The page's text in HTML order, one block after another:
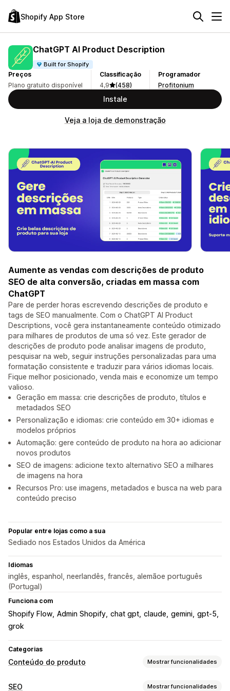
Shopify App Store
ChatGPT AI Product Description
Built for Shopify
Preços
Plano gratuito disponível
Classificação
4,9
(458)
Programador
Profitonium
Instale
Veja a loja de demonstração
Aumente as vendas com descrições de produto
SEO de alta conversão, criadas em massa com
ChatGPT
Pare de perder horas escrevendo descrições de produto e
tags de SEO manualmente. Com o ChatGPT AI Product
Descriptions, você gera instantaneamente conteúdo otimizado
para milhares de produtos de uma só vez. Este gerador de
descrições de produto pode analisar imagens de produto,
pesquisar na web, seguir instruções personalizadas para uma
formatação consistente e traduzir para vários idiomas locais.
Fique melhor posicionado, venda mais e economize um tempo
valioso.
Geração em massa: crie descrições de produto, títulos e
metadados SEO
Personalização e idiomas: crie conteúdo em 30+ idiomas e
modelos próprios
Automação: gere conteúdo de produto na hora ao adicionar
novos produtos
SEO de imagens: adicione texto alternativo SEO a milhares
de imagens na hora
Recursos Pro: use imagens, metadados e busca na web para
conteúdo preciso
Popular entre lojas como a sua
Sediado nos Estados Unidos da América
Idiomas
inglês, espanhol, neerlandês, francês, alemãoe português
(Portugal)
Funciona com
Shopify Flow Admin Shopify chat gpt claude gemini gpt-5
grok
Categorias
Conteúdo do produto Mostrar funcionalidades
Tipos de conteúdo
SEO Mostrar funcionalidades